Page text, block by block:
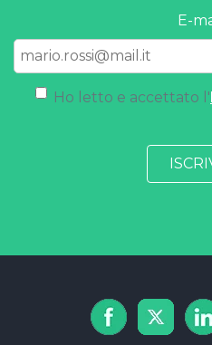
E-
Ho letto e accettato l'